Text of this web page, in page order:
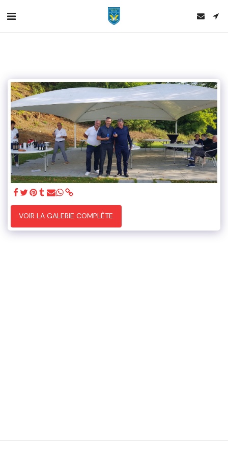
VOIR LA GALERIE COMPLÈTE